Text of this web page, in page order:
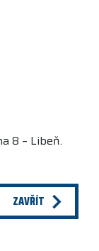
8 – Libeň.
ZAVŘÍT